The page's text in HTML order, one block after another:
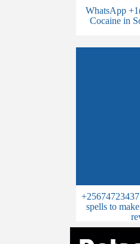
WhatsApp
Cocaine in
spells to